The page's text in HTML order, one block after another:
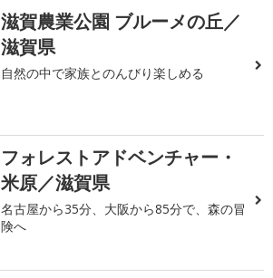
滋賀農業公園 ブルーメの丘／
滋賀県
自然の中で家族とのんびり楽しめる
フォレストアドベンチャー・
米原／滋賀県
名古屋から35分、大阪から85分で、森の冒
険へ